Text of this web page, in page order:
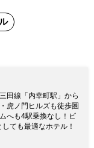
田線「内幸町駅」から
虎ノ門ヒルズも徒歩圏
へも4駅乗換なし！ビ
ても最適なホテル！